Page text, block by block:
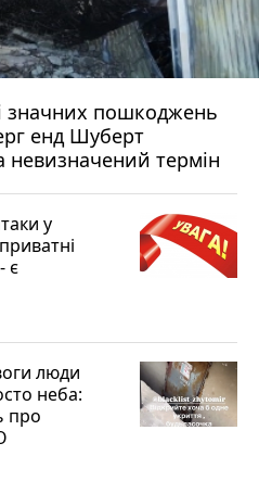
значних пошкоджень
енд Шуберт
термін
у
є
люди
неба:
про